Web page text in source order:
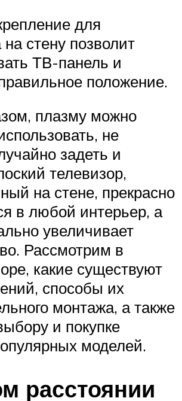
для
стену позволит
ТВ-панель и
положение.
плазму можно
не
задеть и
телевизор,
на стене, прекрасно
в любой интерьер, а
увеличивает
Рассмотрим в
какие существуют
способы их
монтажа, а также
и покупке
моделей.
расстоянии